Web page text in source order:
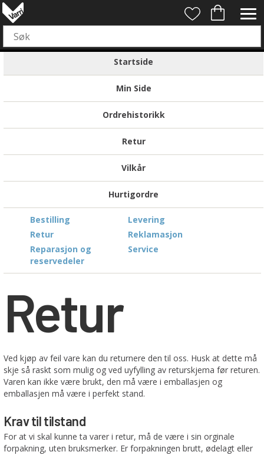
Startside
Min Side
Ordrehistorikk
Retur
Vilkår
Hurtigordre
Bestilling
Levering
Retur
Reklamasjon
Reparasjon og
reservedeler
Service
Retur
Ved kjøp av feil vare kan du returnere den til oss. Husk at dette må
skje så raskt som mulig og ved uyfylling av returskjema før returen.
Varen kan ikke være brukt, den må være i emballasjen og
emballasjen må være i perfekt stand.
Krav til tilstand
For at vi skal kunne ta varer i retur, må de være i sin orginale
forpakning, uten bruksmerker. Er forpakningen brutt, ødelagt eller